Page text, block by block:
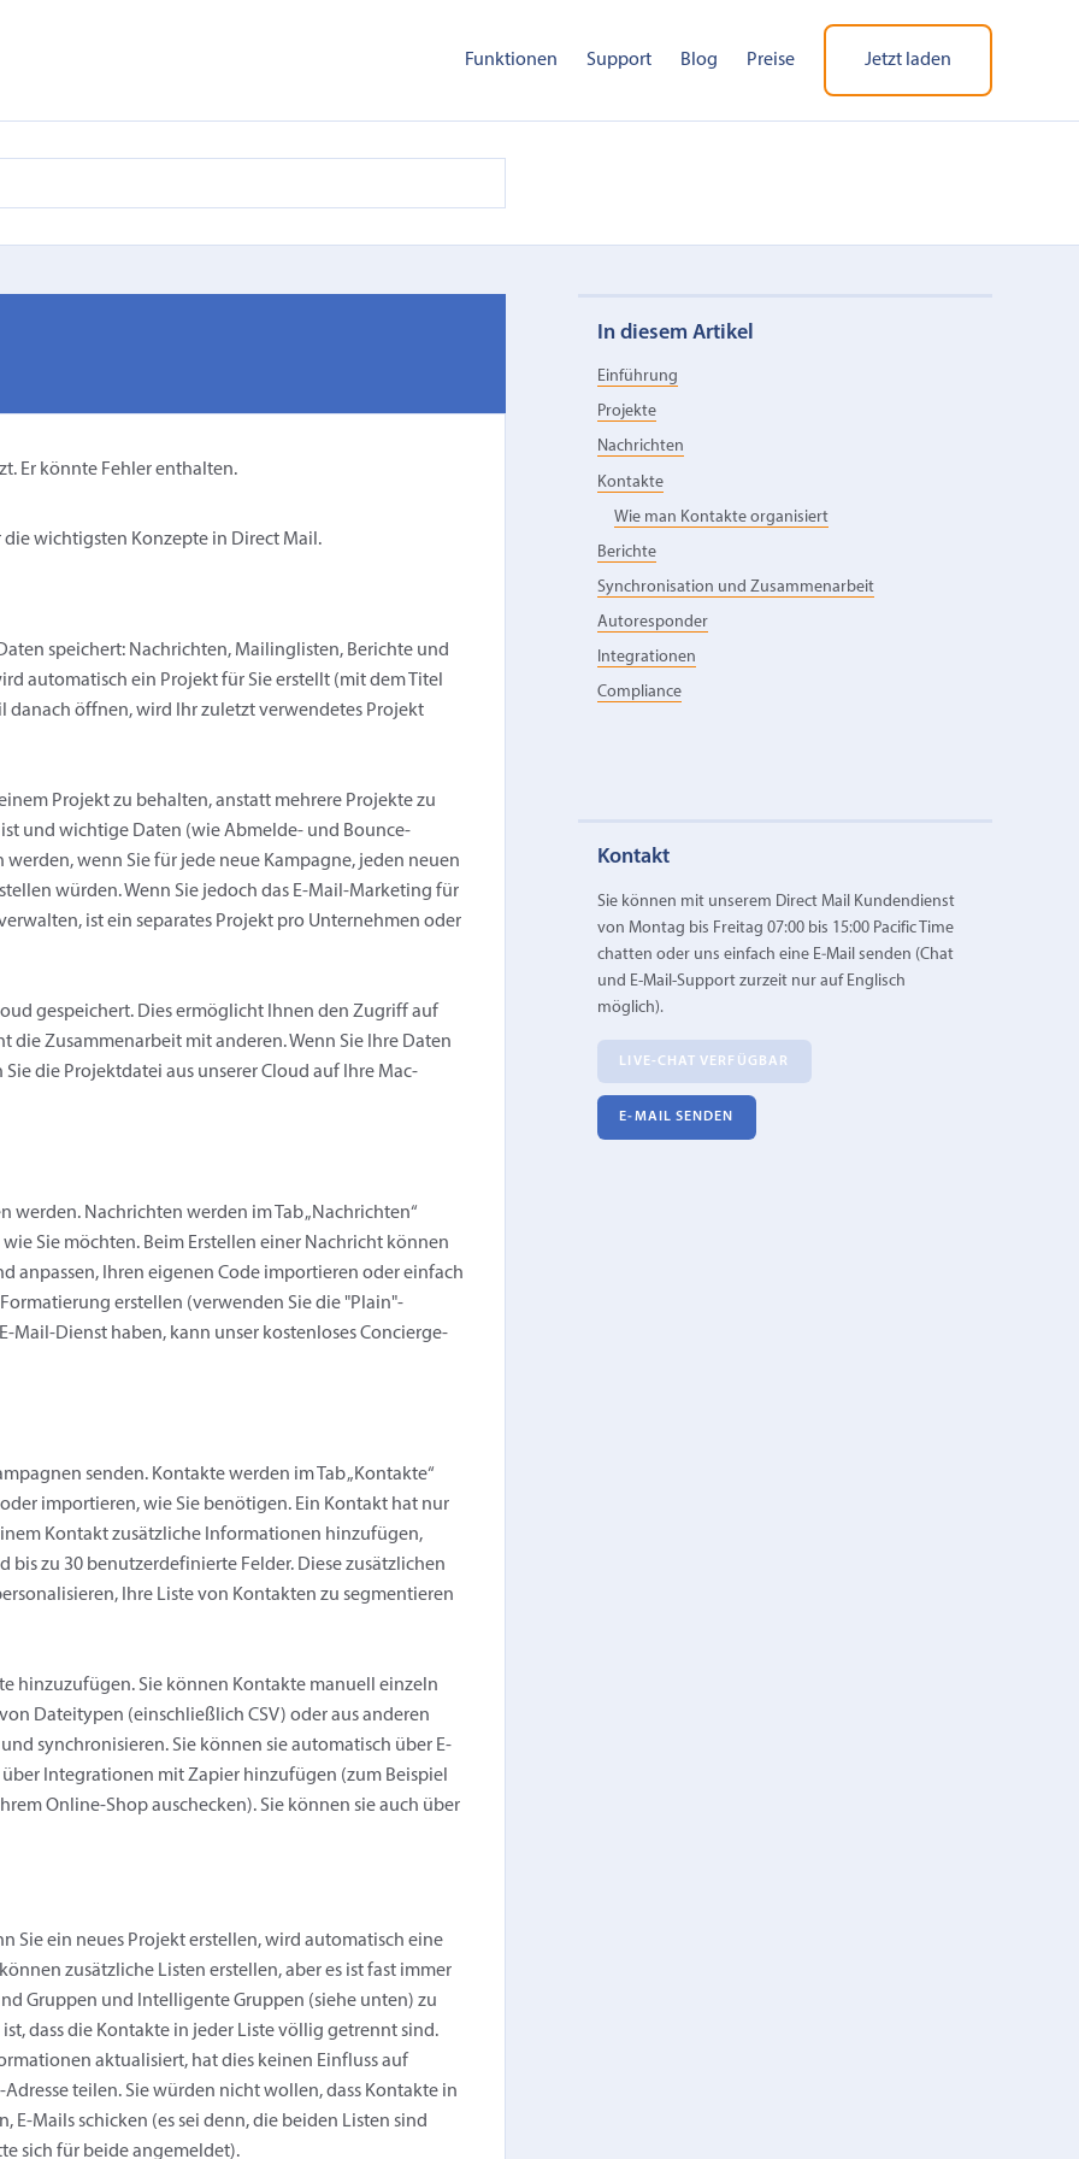
Funktionen Support Blog Preise Jetzt laden
Er könnte Fehler enthalten.
wichtigsten Konzepte in Direct Mail.
speichert: Nachrichten, Mailinglisten, Berichte und
automatisch ein Projekt für Sie erstellt (mit dem Titel
danach öffnen, wird Ihr zuletzt verwendetes Projekt
Projekt zu behalten, anstatt mehrere Projekte zu
und wichtige Daten (wie Abmelde- und Bounce-
wenn Sie für jede neue Kampagne, jeden neuen
würden. Wenn Sie jedoch das E-Mail-Marketing für
ist ein separates Projekt pro Unternehmen oder
gespeichert. Dies ermöglicht Ihnen den Zugriff auf
Zusammenarbeit mit anderen. Wenn Sie Ihre Daten
die Projektdatei aus unserer Cloud auf Ihre Mac-
werden. Nachrichten werden im Tab „Nachrichten“
Sie möchten. Beim Erstellen einer Nachricht können
anpassen, Ihren eigenen Code importieren oder einfach
erstellen (verwenden Sie die "Plain"-
Mail-Dienst haben, kann unser kostenloses Concierge-
senden. Kontakte werden im Tab „Kontakte“
importieren, wie Sie benötigen. Ein Kontakt hat nur
Kontakt zusätzliche Informationen hinzufügen,
zu 30 benutzerdefinierte Felder. Diese zusätzlichen
Ihre Liste von Kontakten zu segmentieren
hinzuzufügen. Sie können Kontakte manuell einzeln
Dateitypen (einschließlich CSV) oder aus anderen
synchronisieren. Sie können sie automatisch über E-
Integrationen mit Zapier hinzufügen (zum Beispiel
Online-Shop auschecken). Sie können sie auch über
Sie ein neues Projekt erstellen, wird automatisch eine
zusätzliche Listen erstellen, aber es ist fast immer
Gruppen und Intelligente Gruppen (siehe unten) zu
dass die Kontakte in jeder Liste völlig getrennt sind.
aktualisiert, hat dies keinen Einfluss auf
teilen. Sie würden nicht wollen, dass Kontakte in
E-Mails schicken (es sei denn, die beiden Listen sind
sich für beide angemeldet).
In diesem Artikel
Einführung
Projekte
Nachrichten
Kontakte
Wie man Kontakte organisiert
Berichte
Synchronisation und Zusammenarbeit
Autoresponder
Integrationen
Compliance
Kontakt
Sie können mit unserem Direct Mail Kundendienst
von Montag bis Freitag 07:00 bis 15:00 Pacific Time
chatten oder uns einfach eine E‑Mail senden (Chat
und E-Mail-Support zurzeit nur auf Englisch
möglich).
LIVE-CHAT VERFÜGBAR
E‑MAIL SENDEN